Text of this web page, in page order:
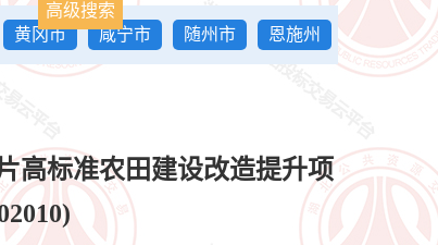
高级搜索
黄冈市 咸宁市 随州市
恩施州
高标准农田建设改造提升项